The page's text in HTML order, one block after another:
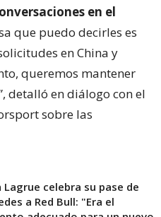
en el
que puedo decirles es
en China y
queremos mantener
detalló en diálogo con el
sobre las
Lagrue celebra su pase de
a Red Bull: "Era el